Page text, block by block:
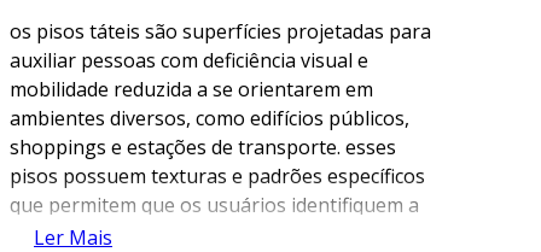
os pisos táteis são superfícies projetadas para
auxiliar pessoas com deficiência visual e
mobilidade reduzida a se orientarem em
ambientes diversos, como edifícios públicos,
shoppings e estações de transporte. esses
pisos possuem texturas e padrões específicos
que permitem que os usuários identifiquem a
direção, as mudanças de nível e as áreas de
Ler Mais